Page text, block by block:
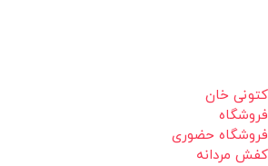
کتونی خان
فروشگاه
فروشگاه حضوری
کفش مردانه